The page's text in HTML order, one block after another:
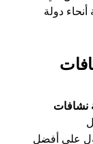
دولة
نشافات
على أفضل